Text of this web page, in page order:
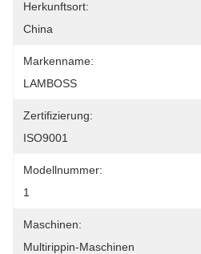
Herkunftsort:
China
Markenname:
LAMBOSS
Zertifizierung:
ISO9001
Modellnummer:
1
Maschinen:
Multirippin-Maschinen